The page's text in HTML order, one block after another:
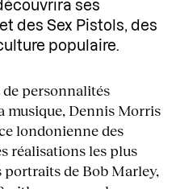
ses
des Sex Pistols, des
populaire.
personnalités
musique, Dennis Morris
londonienne des
réalisations les plus
de Bob Marley,